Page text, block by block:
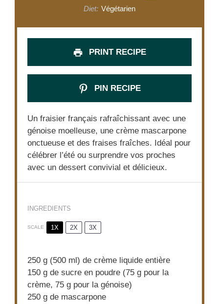
Diet: Végétarien
PRINT RECIPE
PIN RECIPE
Un fraisier français rafraîchissant avec une
génoise moelleuse, une crème mascarpone
onctueuse et des fraises fraîches. Idéal pour
célébrer l’été ou surprendre vos proches
avec un dessert convivial et délicieux.
INGREDIENTS
SCALE 1X 2X 3X
250 g (500 ml) de crème liquide entière
150 g de sucre en poudre (75 g pour la
crème,75 g pour la génoise)
250 g de mascarpone